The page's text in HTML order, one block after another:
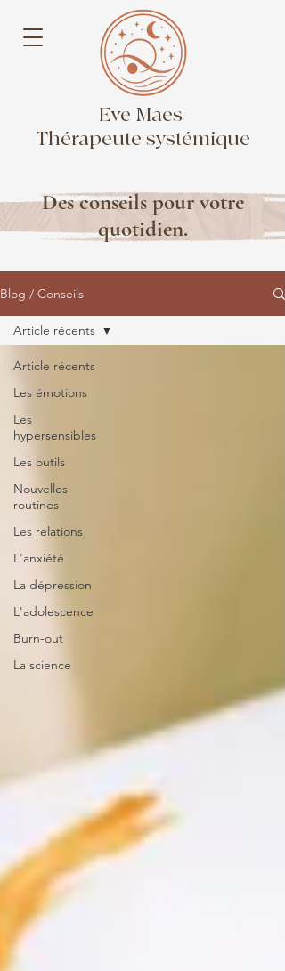
Eve Maes
Thérapeute systémique
Des conseils pour votre
quotidien.
Blog / Conseils
Article récents
Les émotions
Les
hypersensibles
Les outils
Nouvelles
routines
Les relations
L'anxiété
La dépression
L'adolescence
Burn-out
La science
Article récents